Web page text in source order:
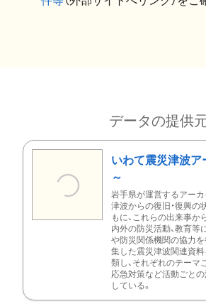
データの提供
いわて震災津波
～
岩手県が運営するアーカ
津波からの復旧・復興の
もに、これらの出来事か
内外の防災活動、教育等
や防災関係機関の協力
集した震災津波関連資
類し、それぞれのテーマ
応急対策など活動ごと
している。